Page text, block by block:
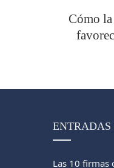
Cómo
ENTRADAS
Las 10 firmas